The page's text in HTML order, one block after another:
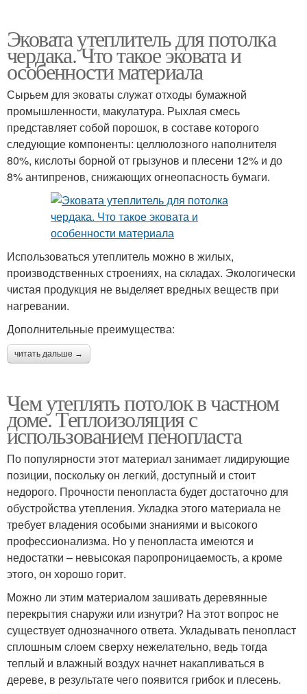
Эковата утеплитель для потолка
чердака. Что такое эковата и
особенности материала
Сырьем для эковаты служат отходы бумажной
промышленности, макулатура. Рыхлая смесь
представляет собой порошок, в составе которого
следующие компоненты: целлюлозного наполнителя
80%, кислоты борной от грызунов и плесени 12% и до
8% антипренов, снижающих огнеопасность бумаги.
Использоваться утеплитель можно в жилых,
производственных строениях, на складах. Экологически
чистая продукция не выделяет вредных веществ при
нагревании.
Дополнительные преимущества:
читать дальше →
Чем утеплять потолок в частном
доме. Теплоизоляция с
использованием пенопласта
По популярности этот материал занимает лидирующие
позиции, поскольку он легкий, доступный и стоит
недорого. Прочности пенопласта будет достаточно для
обустройства утепления. Укладка этого материала не
требует владения особыми знаниями и высокого
профессионализма. Но у пенопласта имеются и
недостатки – невысокая паропроницаемость, а кроме
этого, он хорошо горит.
Можно ли этим материалом зашивать деревянные
перекрытия снаружи или изнутри? На этот вопрос не
существует однозначного ответа. Укладывать пенопласт
сплошным слоем сверху нежелательно, ведь тогда
теплый и влажный воздух начнет накапливаться в
дереве, в результате чего появится грибок и плесень.